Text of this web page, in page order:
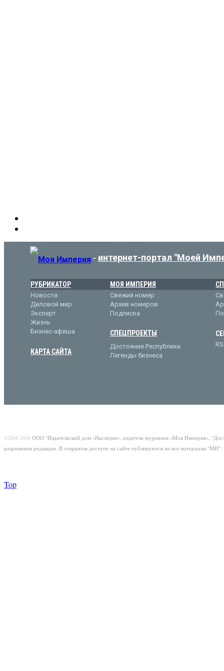
- интернет-портал "Моей
РУБРИКАТОР
Новости
Деловой мир
Эксперт
Жизнь
Бизнес-афиша
КАРТА САЙТА
МОЯ ИМПЕРИЯ
Свежий номер
Архив номеров
Подписка
СПЕЦПРОЕКТЫ
Достояние Республики
Легенды бизнеса
©2016-2018 ООО "Издательский дом «Наследие», издатель журналов «Моя Империя»,
разрешения редакции. В открытом доступе на сайте публикуются не все материалы "МИ".
Top